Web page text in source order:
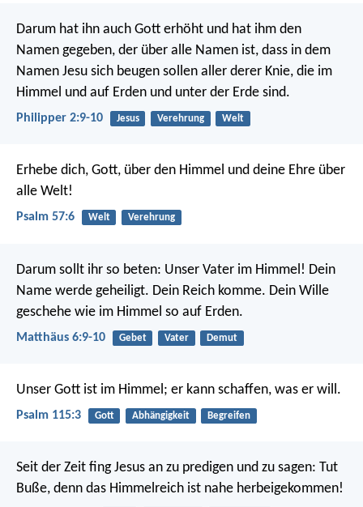
Darum hat ihn auch Gott erhöht und hat ihm den
Namen gegeben, der über alle Namen ist, dass in dem
Namen Jesu sich beugen sollen aller derer Knie, die im
Himmel und auf Erden und unter der Erde sind.
Philipper 2:9-10 Jesus Verehrung Welt
Erhebe dich, Gott, über den Himmel und deine Ehre über
alle Welt!
Psalm 57:6 Welt Verehrung
Darum sollt ihr so beten: Unser Vater im Himmel! Dein
Name werde geheiligt. Dein Reich komme. Dein Wille
geschehe wie im Himmel so auf Erden.
Matthäus 6:9-10 Gebet Vater Demut
Unser Gott ist im Himmel; er kann schaffen, was er will.
Psalm 115:3 Gott Abhängigkeit Begreifen
Seit der Zeit fing Jesus an zu predigen und zu sagen: Tut
Buße, denn das Himmelreich ist nahe herbeigekommen!